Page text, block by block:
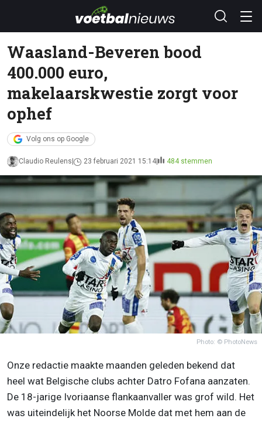
Waasland-Beveren bood
400.000 euro,
makelaarskwestie zorgt voor
ophef
Volg ons op Google
Claudio Reulens 23 februari 2021 15:14 484 stemmen
Photo: © PhotoNews
Onze redactie maakte maanden geleden bekend dat
heel wat Belgische clubs achter Datro Fofana aanzaten.
De 18-jarige Ivoriaanse flankaanvaller was grof wild. Het
was uiteindelijk het Noorse Molde dat met hem aan de